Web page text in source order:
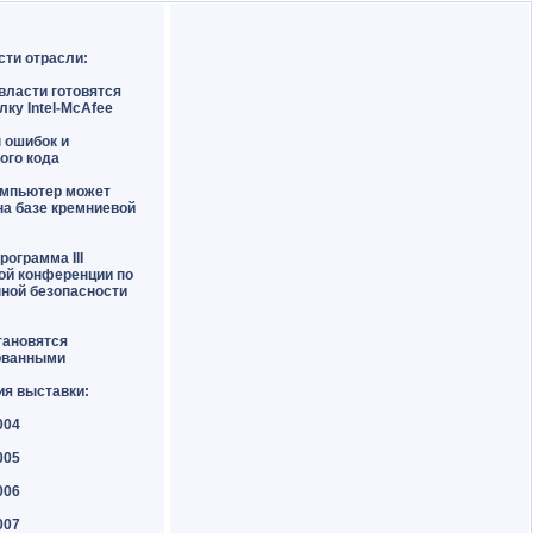
отрасли:
готовятся
Intel-McAfee
ошибок и
кода
может
базе кремниевой
III
конференции по
безопасности
выставки: